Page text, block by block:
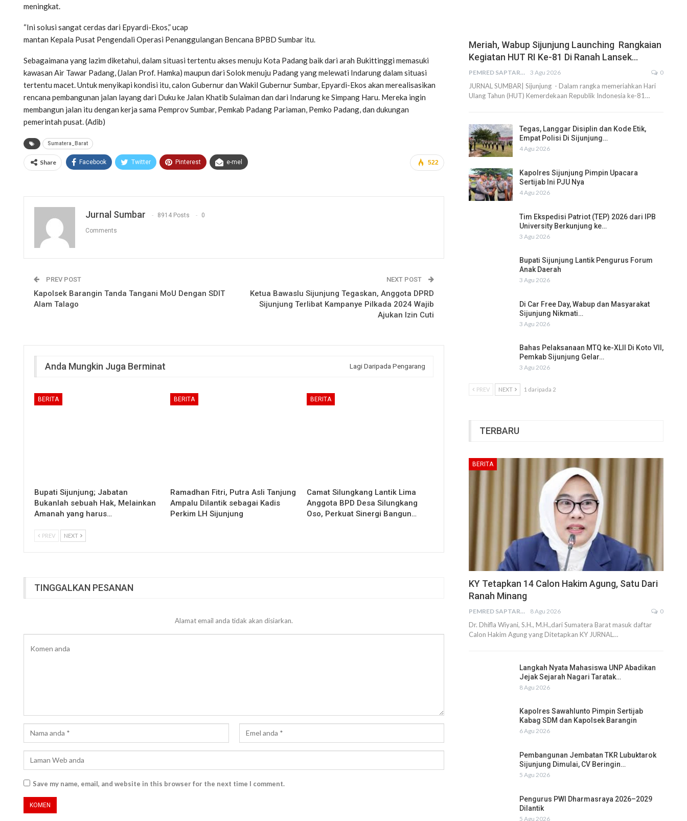
meningkat.
“Ini solusi sangat cerdas dari Epyardi-Ekos,” ucap
mantan Kepala Pusat Pengendali Operasi Penanggulangan Bencana BPBD Sumbar itu.
Sebagaimana yang lazim diketahui, dalam situasi tertentu akses menuju Kota Padang baik dari arah Bukittinggi memasuki
kawasan Air Tawar Padang, (Jalan Prof. Hamka) maupun dari Solok menuju Padang yang melewati Indarung dalam situasi
tertentu macet. Untuk menyikapi kondisi itu, calon Gubernur dan Wakil Gubernur Sumbar, Epyardi-Ekos akan merealisasikan
rencana pembangunan jalan layang dari Duku ke Jalan Khatib Sulaiman dan dari Indarung ke Simpang Haru. Mereka ingin
membangun jalan itu dengan kerja sama Pemprov Sumbar, Pemkab Padang Pariaman, Pemko Padang, dan dukungan
pemerintah pusat. (Adib)
Sumatera_Barat
522
Share Facebook Twitter Pinterest e-mel
Jurnal Sumbar 8914 Posts 0
Comments
PREV POST
Kapolsek Barangin Tanda Tangani MoU Dengan SDIT
Alam Talago
NEXT POST
Ketua Bawaslu Sijunjung Tegaskan, Anggota DPRD
Sijunjung Terlibat Kampanye Pilkada 2024 Wajib
Ajukan Izin Cuti
Anda Mungkin Juga Berminat Lagi Daripada Pengarang
BERITA
Bupati Sijunjung; Jabatan
Bukanlah sebuah Hak, Melainkan
Amanah yang harus…
BERITA
Ramadhan Fitri, Putra Asli Tanjung
Ampalu Dilantik sebagai Kadis
Perkim LH Sijunjung
BERITA
Camat Silungkang Lantik Lima
Anggota BPD Desa Silungkang
Oso, Perkuat Sinergi Bangun…
PREV NEXT
TINGGALKAN PESANAN
Alamat email anda tidak akan disiarkan.
Save my name, email, and website in this browser for the next time I comment.
Meriah, Wabup Sijunjung Launching Rangkaian
Kegiatan HUT RI Ke-81 Di Ranah Lansek…
PEMRED SAPTARIUS 3 Agu 2026 0
JURNAL SUMBAR| Sijunjung - Dalam rangka memeriahkan Hari
Ulang Tahun (HUT) Kemerdekaan Republik Indonesia ke-81…
Tegas, Langgar Disiplin dan Kode Etik,
Empat Polisi Di Sijunjung…
4 Agu 2026
Kapolres Sijunjung Pimpin Upacara
Sertijab Ini PJU Nya
4 Agu 2026
Tim Ekspedisi Patriot (TEP) 2026 dari IPB
University Berkunjung ke…
3 Agu 2026
Bupati Sijunjung Lantik Pengurus Forum
Anak Daerah
3 Agu 2026
Di Car Free Day, Wabup dan Masyarakat
Sijunjung Nikmati…
3 Agu 2026
Bahas Pelaksanaan MTQ ke-XLII Di Koto VII,
Pemkab Sijunjung Gelar…
3 Agu 2026
PREV NEXT 1 daripada 2
TERBARU
BERITA
KY Tetapkan 14 Calon Hakim Agung, Satu Dari
Ranah Minang
PEMRED SAPTARIUS 8 Agu 2026 0
Dr. Dhifla Wiyani, S.H., M.H.,dari Sumatera Barat masuk daftar
Calon Hakim Agung yang Ditetapkan KY JURNAL…
Langkah Nyata Mahasiswa UNP Abadikan
Jejak Sejarah Nagari Taratak…
8 Agu 2026
Kapolres Sawahlunto Pimpin Sertijab
Kabag SDM dan Kapolsek Barangin
6 Agu 2026
Pembangunan Jembatan TKR Lubuktarok
Sijunjung Dimulai, CV Beringin…
5 Agu 2026
Pengurus PWI Dharmasraya 2026–2029
Dilantik
5 Agu 2026